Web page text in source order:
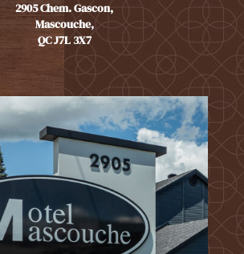
2905 Chem. Gascon,
Mascouche,
QC J7L 3X7